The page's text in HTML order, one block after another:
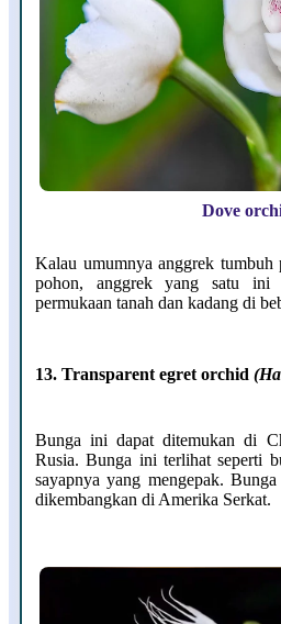
Dove
Kalau umumnya anggrek tumbuh
pohon, anggrek yang satu
permukaan tanah dan kadang di
13. Transparent egret orchid
Bunga ini dapat ditemukan di
Rusia. Bunga ini terlihat seperti
sayapnya yang mengepak.
dikembangkan di Amerika Serkat.